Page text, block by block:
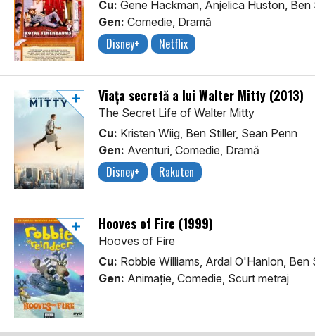
Cu: Gene Hackman, Anjelica Huston, Ben
Gen: Comedie, Dramă
Disney+ Netflix
Viața secretă a lui Walter Mitty (2013)
The Secret Life of Walter Mitty
Cu: Kristen Wiig, Ben Stiller, Sean Penn
Gen: Aventuri, Comedie, Dramă
Disney+ Rakuten
Hooves of Fire (1999)
Hooves of Fire
Cu: Robbie Williams, Ardal O'Hanlon, Ben
Gen: Animaţie, Comedie, Scurt metraj